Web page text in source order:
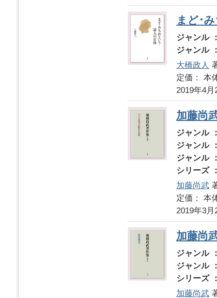
まど･
ジャンル
ジャンル
大橋政人
定価：
2019年4月
加藤尚
ジャンル
ジャンル
ジャンル
シリーズ
加藤尚武
定価：
2019年3月
加藤尚
ジャンル
ジャンル
シリーズ
加藤尚武